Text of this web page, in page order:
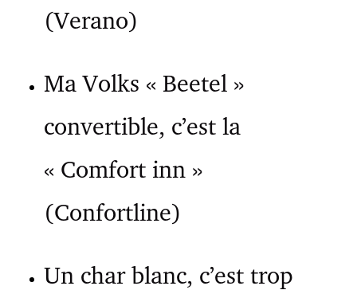
(Verano)
Ma Volks « Beetel »
convertible, c’est la
« Comfort inn »
(Confortline)
Un char blanc, c’est trop